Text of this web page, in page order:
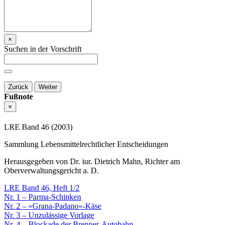
×
Suchen in der Vorschrift
Zurück Weiter
Fußnote
×
LRE Band 46 (2003)
Sammlung Lebensmittelrechtlicher Entscheidungen
Herausgegeben von Dr. iur. Dietrich Mahn, Richter am
Oberverwaltungsgericht a. D.
LRE Band 46, Heft 1/2
Nr. 1 – Parma-Schinken
Nr. 2 – »Grana-Padano«-Käse
Nr. 3 – Unzulässige Vorlage